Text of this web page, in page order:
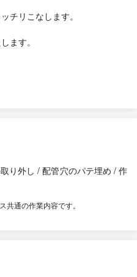
チリこなします。
ます。
り外し / 配管穴のパテ埋め / 作
共通の作業内容です。